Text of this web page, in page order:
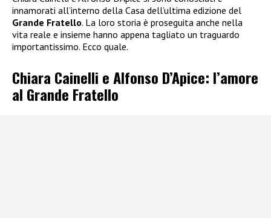
innamorati all’interno della Casa dell’ultima edizione del
Grande Fratello. La loro storia è proseguita anche nella
vita reale e insieme hanno appena tagliato un traguardo
importantissimo. Ecco quale.
Chiara Cainelli e Alfonso D’Apice: l’amore
al Grande Fratello